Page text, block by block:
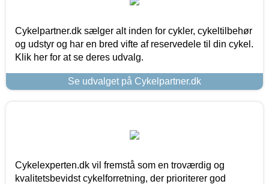
Cykelpartner.dk sælger alt inden for cykler, cykeltilbehør
og udstyr og har en bred vifte af reservedele til din cykel.
Klik her for at se deres udvalg.
Se udvalget på Cykelpartner.dk
Cykelexperten.dk vil fremstå som en troværdig og
kvalitetsbevidst cykelforretning, der prioriterer god